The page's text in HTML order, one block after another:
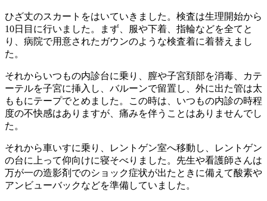
ひざ丈のスカートをはいていきました。検査は生理開始から
10日目に行いました。まず、服や下着、指輪などを全てと
り、病院で用意されたガウンのような検査着に着替えまし
た。
それからいつもの内診台に乗り、膣や子宮頚部を消毒、カテ
ーテルを子宮に挿入し、バルーンで留置し、外に出た管は太
ももにテープでとめました。この時は、いつもの内診の時程
度の不快感はありますが、痛みを伴うことはありませんでし
た。
それから車いすに乗り、レントゲン室へ移動し、レントゲン
の台に上って仰向けに寝そべりました。先生や看護師さんは
万が一の造影剤でのショック症状が出たときに備えて酸素や
アンビューバックなどを準備していました。